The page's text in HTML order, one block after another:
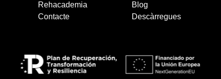
Rehacademia
Blog
Contacte
Descàrregues